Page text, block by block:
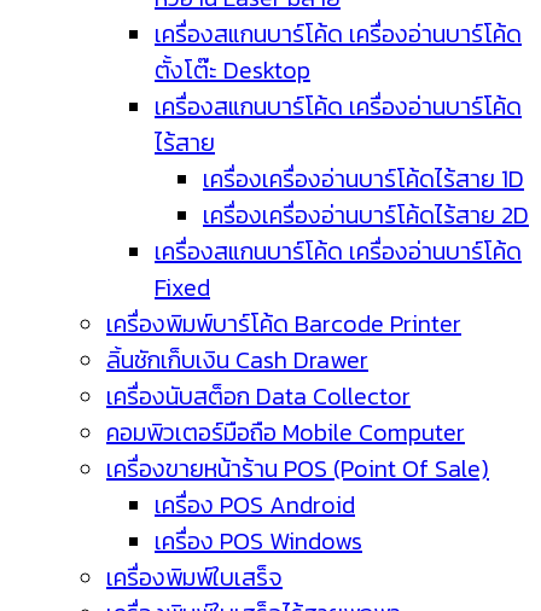
เครื่องสแกนบาร์โค้ด เครื่องอ่านบาร์โค้ด
ตั้งโต๊ะ Desktop
เครื่องสแกนบาร์โค้ด เครื่องอ่านบาร์โค้ด
ไร้สาย
เครื่องเครื่องอ่านบาร์โค้ดไร้สาย 1D
เครื่องเครื่องอ่านบาร์โค้ดไร้สาย 2D
เครื่องสแกนบาร์โค้ด เครื่องอ่านบาร์โค้ด
Fixed
เครื่องพิมพ์บาร์โค้ด Barcode Printer
ลิ้นชักเก็บเงิน Cash Drawer
เครื่องนับสต็อก Data Collector
คอมพิวเตอร์มือถือ Mobile Computer
เครื่องขายหน้าร้าน POS (Point Of Sale)
เครื่อง POS Android
เครื่อง POS Windows
เครื่องพิมพ์ใบเสร็จ